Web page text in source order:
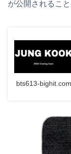
が公開されるこ
bts613-bighit.com